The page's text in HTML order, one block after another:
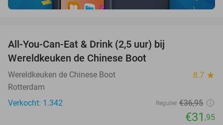
All-You-Can-Eat & Drink (2,5 uur) bij
Wereldkeuken de Chinese Boot
Wereldkeuken de Chinese Boot 8.7 star
Rotterdam
Verkocht: 1.342
Regulier €36,95
€31 ,95